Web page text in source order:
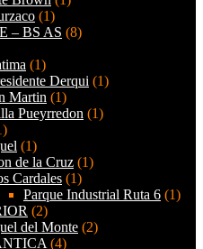
(1)
– BS AS (8)
(1)
Derqui (1)
Martin (1)
Pueyrredon (1)
(1)
de la Cruz (1)
Cardales (1)
Parque Industrial Ruta 6 (1)
(2)
del Monte (2)
(4)